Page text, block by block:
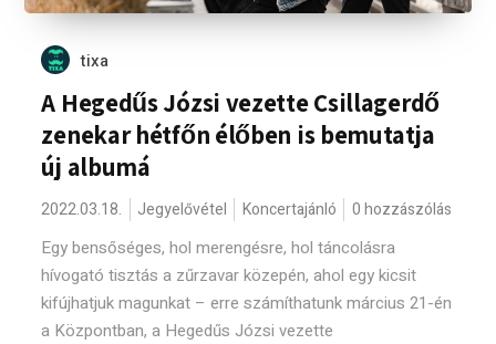
tixa
A Hegedűs Józsi vezette Csillagerdő
zenekar hétfőn élőben is bemutatja
új albumá
2022.03.18. Jegyelővétel Koncertajánló 0 hozzászólás
Egy bensőséges, hol merengésre, hol táncolásra
hívogató tisztás a zűrzavar közepén, ahol egy kicsit
kifújhatjuk magunkat – erre számíthatunk március 21-én
a Központban, a Hegedűs Józsi vezette